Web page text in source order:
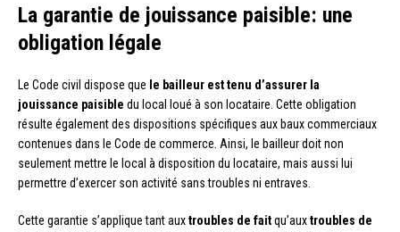
La garantie de jouissance paisible: une
obligation légale
Le Code civil dispose que le bailleur est tenu d’assurer la
jouissance paisible du local loué à son locataire. Cette obligation
résulte également des dispositions spécifiques aux baux commerciaux
contenues dans le Code de commerce. Ainsi, le bailleur doit non
seulement mettre le local à disposition du locataire, mais aussi lui
permettre d’exercer son activité sans troubles ni entraves.
Cette garantie s’applique tant auxtroubles de faitqu’auxtroubles de